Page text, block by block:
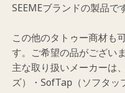
SEEMEブランドの製品です
この他のタトゥー商材も
す。ご希望の品がござい
主な取り扱いメーカーは
ズ）・SofTap（ソフタッ